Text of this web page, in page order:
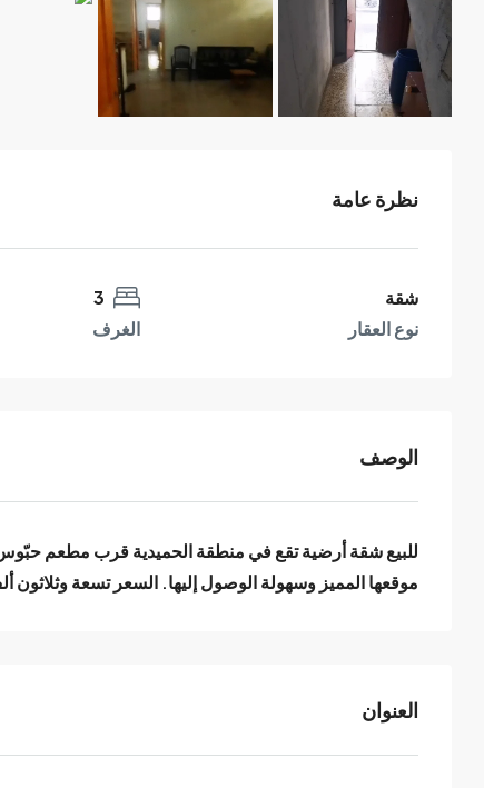
نظرة عامة
شقة
نوع العقار
3
الغرف
الوصف
موقعها المميز وسهولة الوصول إليها. السعر تسعة وثلاثون
العنوان